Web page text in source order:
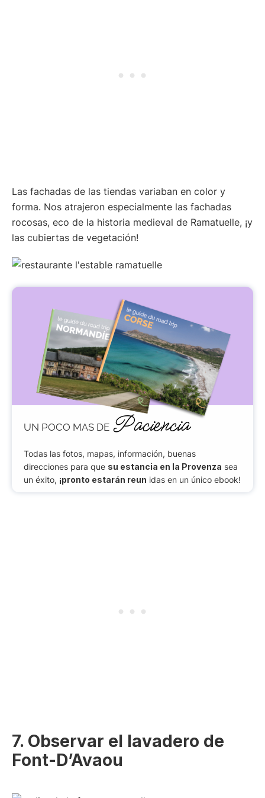
Las fachadas de las tiendas variaban en color y
forma. Nos atrajeron especialmente las fachadas
rocosas, eco de la historia medieval de Ramatuelle, ¡y
las cubiertas de vegetación!
UN POCO MAS DE Paciencia
Todas las fotos, mapas, información, buenas
direcciones para que su estancia en la Provenza sea
un éxito, ¡pronto estarán reun idas en un único ebook!
7. Observar el lavadero de
Font-D’Avaou